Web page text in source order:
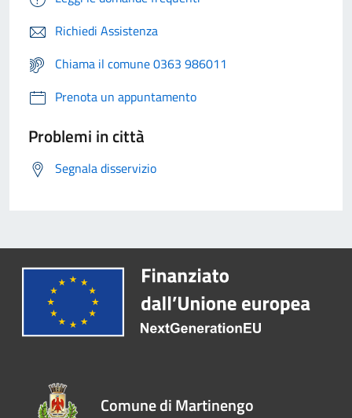
Richiedi Assistenza
Chiama il comune 0363 986011
Prenota un appuntamento
Problemi in città
Segnala disservizio
Comune di Martinengo